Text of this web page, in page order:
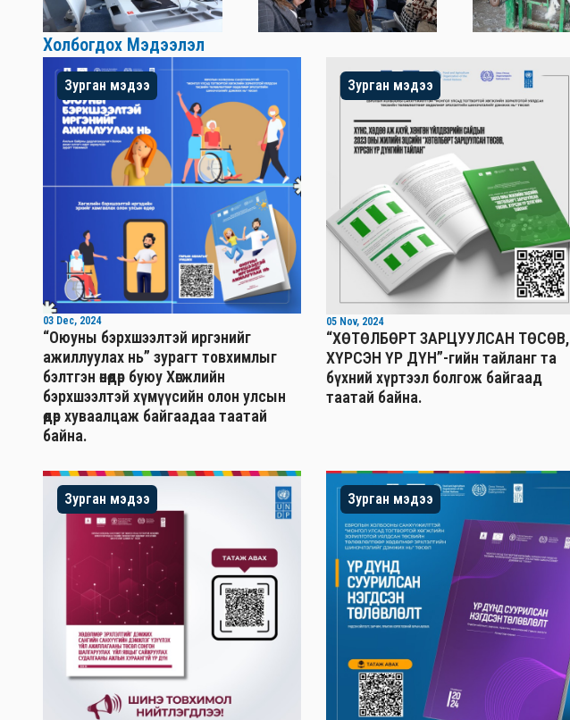
Холбогдох Мэдээлэл
Зурган мэдээ
03 Dec, 2024
“Оюуны бэрхшээлтэй иргэнийг
ажиллуулах нь” зурагт товхимлыг
бэлтгэн өнөөдөр буюу Хөгжлийн
бэрхшээлтэй хүмүүсийн олон улсын
өдөр хуваалцаж байгаадаа таатай
байна.
Зурган мэдээ
05 Nov, 2024
“ХӨТӨЛБӨРТ ЗАРЦУУЛСАН ТӨСӨВ,
ХҮРСЭН ҮР ДҮН”-гийн тайланг та
бүхний хүртээл болгож байгаад
таатай байна.
Зурган мэдээ Зурган мэдээ